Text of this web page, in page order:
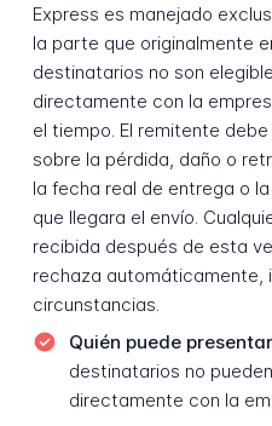
Express es manejado
la parte que originalmente
destinatarios no son
directamente con la
el tiempo. El remitente
sobre la pérdida, daño o
la fecha real de entrega o
que llegara el envío.
recibida después de esta
rechaza automáticamente,
circunstancias.
Quién puede
destinatarios no
directamente con la